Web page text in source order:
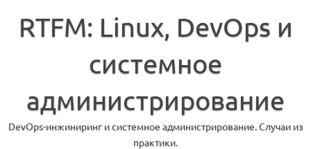
содержимому
RTFM: Linux, DevOps и
системное
администрирование
DevOps-инжиниринг и системное администрирование. Случаи из
практики.